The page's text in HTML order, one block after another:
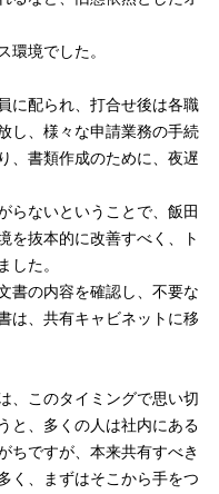
環境でした。
に配られ、打合せ後は各職
し、様々な申請業務の手続
、書類作成のために、夜遅
らないということで、飯田
を抜本的に改善すべく、ト
した。
書の内容を確認し、不要な
は、共有キャビネットに移
、このタイミングで思い切
と、多くの人は社内にある
ちですが、本来共有すべき
く、まずはそこから手をつ